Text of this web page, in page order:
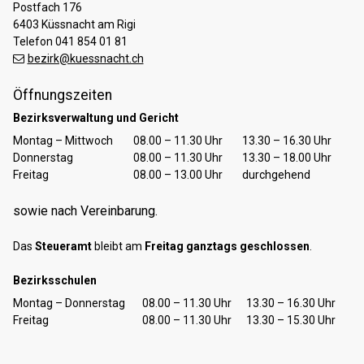
Postfach 176
6403 Küssnacht am Rigi
Telefon 041 854 01 81
bezirk@kuessnacht.ch
Öffnungszeiten
Bezirksverwaltung und Gericht
TagÖffnungszeiten Vormittag Öffnungszeiten Nachmittag
Montag – Mittwoch 08.00 – 11.30 Uhr
13.30 – 16.30 Uhr
Donnerstag
08.00 – 11.30 Uhr
13.30 – 18.00 Uhr
Freitag
08.00 – 13.00 Uhr durchgehend
sowie nach Vereinbarung.
Das Steueramt bleibt am Freitag ganztags geschlossen
Bezirksschulen
TagÖffnungszeiten Vormittag Öffnungszeiten Nachmittag
Montag – Donnerstag 08.00 – 11.30 Uhr
13.30 – 16.30 Uhr
Freitag
08.00 – 11.30 Uhr 13.30 – 15.30 Uhr